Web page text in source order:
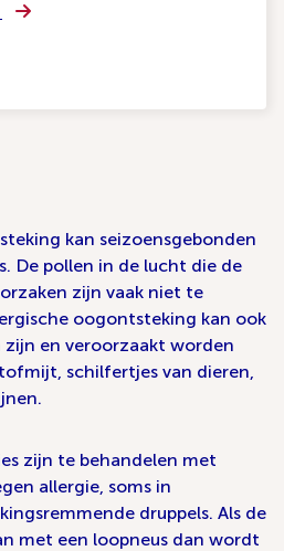
kan seizoensgebonden
De pollen in de lucht die de
zijn vaak niet te
oogontsteking kan ook
en veroorzaakt worden
schilfertjes van dieren,
zijn te behandelen met
allergie, soms in
druppels. Als de
met een loopneus dan wordt